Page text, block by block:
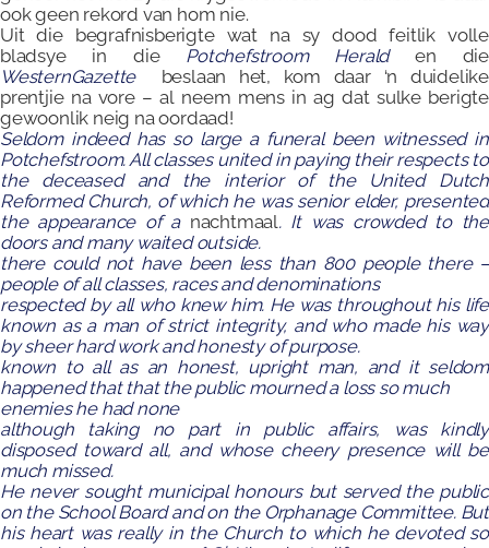
ook geen rekord van hom nie.
Uit die begrafnisberigte wat na sy dood feitlik volle
bladsye in die Potchefstroom Heralden die
WesternGazette beslaan het, kom daar ‘n duidelike
prentjie na vore – al neem mens in ag dat sulke berigte
gewoonlik neig na oordaad!
Seldom indeed has so large a funeral been witnessed in
Potchefstroom. All classes united in paying their respects to
the deceased and the interior of the United Dutch
Reformed Church, of which he was senior elder, presented
the appearance of a nachtmaal. It was crowded to the
doors and many waited outside.
there could not have been less than 800 people there –
people of all classes, races and denominations
respected by all who knew him. He was throughout his life
known as a man of strict integrity, and who made his way
by sheer hard work and honesty of purpose.
known to all as an honest, upright man, and it seldom
happened that that the public mourned a loss so much
enemies he had none
although taking no part in public affairs, was kindly
disposed toward all, and whose cheery presence will be
much missed.
He never sought municipal honours but served the public
on the School Board and on the Orphanage Committee. But
his heart was really in the Church to which he devoted so